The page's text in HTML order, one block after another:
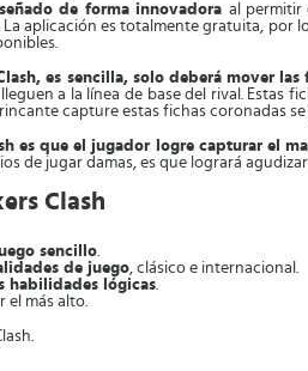
de forma innovadora al permitir
aplicación es totalmente gratuita, por
es sencilla, solo deberá mover
a la línea de base del rival. Estas
capture estas fichas coronadas
es que el jugador logre capturar el
de jugar damas, es que logrará
Clash
sencillo.
de juego, clásico e internacional.
habilidades lógicas.
el más alto.